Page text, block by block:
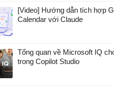
[Video] Hướng dẫn tích hợp
Calendar với Claude
Tổng quan về Microsoft IQ
trong Copilot Studio